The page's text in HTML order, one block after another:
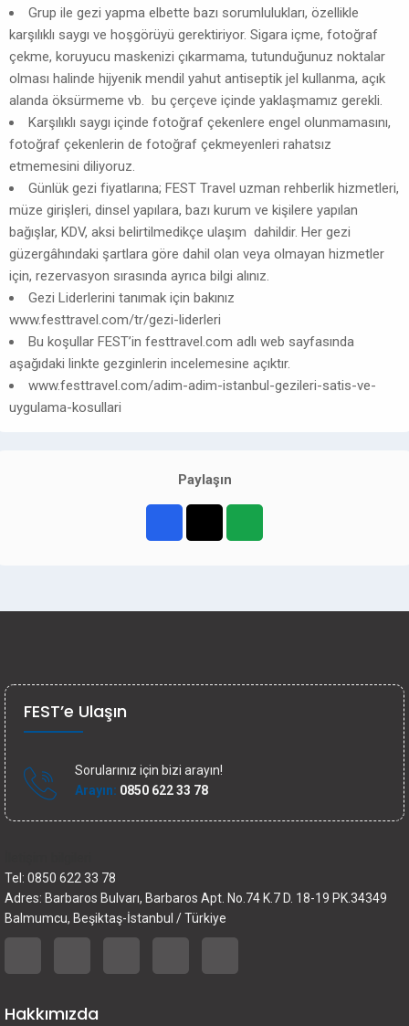
Grup ile gezi yapma elbette bazı sorumlulukları, özellikle
karşılıklı saygı ve hoşgörüyü gerektiriyor. Sigara içme, fotoğraf
çekme, koruyucu maskenizi çıkarmama, tutunduğunuz noktalar
olması halinde hijyenik mendil yahut antiseptik jel kullanma, açık
alanda öksürmeme vb. bu çerçeve içinde yaklaşmamız gerekli.
Karşılıklı saygı içinde fotoğraf çekenlere engel olunmamasını,
fotoğraf çekenlerin de fotoğraf çekmeyenleri rahatsız
etmemesini diliyoruz.
Günlük gezi fiyatlarına; FEST Travel uzman rehberlik hizmetleri,
müze girişleri, dinsel yapılara, bazı kurum ve kişilere yapılan
bağışlar, KDV, aksi belirtilmedikçe ulaşım dahildir. Her gezi
güzergâhındaki şartlara göre dahil olan veya olmayan hizmetler
için, rezervasyon sırasında ayrıca bilgi alınız.
Gezi Liderlerini tanımak için bakınız
www.festtravel.com/tr/gezi-liderleri
Bu koşullar FEST’in festtravel.com adlı web sayfasında
aşağıdaki linkte gezginlerin incelemesine açıktır.
www.festtravel.com/adim-adim-istanbul-gezileri-satis-ve-
uygulama-kosullari
Paylaşın
FEST’e Ulaşın
Sorularınız için bizi arayın!
Arayın: 0850 622 33 78
Tel: 0850 622 33 78
Adres: Barbaros Bulvarı, Barbaros Apt. No.74 K.7 D. 18-19 PK.34349
Balmumcu, Beşiktaş-İstanbul / Türkiye
Hakkımızda